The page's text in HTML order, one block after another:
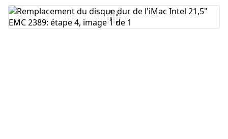
Ajouter un commentaire